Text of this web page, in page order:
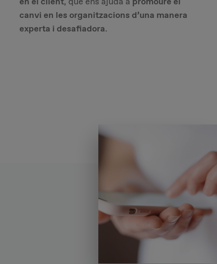
canvi en les organitzacions d’una manera
experta i desafiadora.